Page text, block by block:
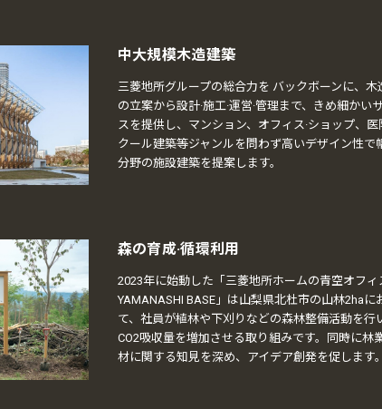
中大規模木造建築
三菱地所グループの総合力を バックボーンに、木
の立案から設計·施工·運営·管理まで、きめ細かい
スを提供し、マンション、オフィス·ショップ、医
クール建築等ジャンルを問わず高いデザイン性で
分野の施設建築を提案します。
森の育成·循環利用
2023年に始動した「三菱地所ホームの青空オフィ
YAMANASHI BASE」は山梨県北杜市の山林2haに
て、社員が植林や下刈りなどの森林整備活動を行
CO2吸収量を増加させる取り組みです。同時に林
材に関する知見を深め、アイデア創発を促します。